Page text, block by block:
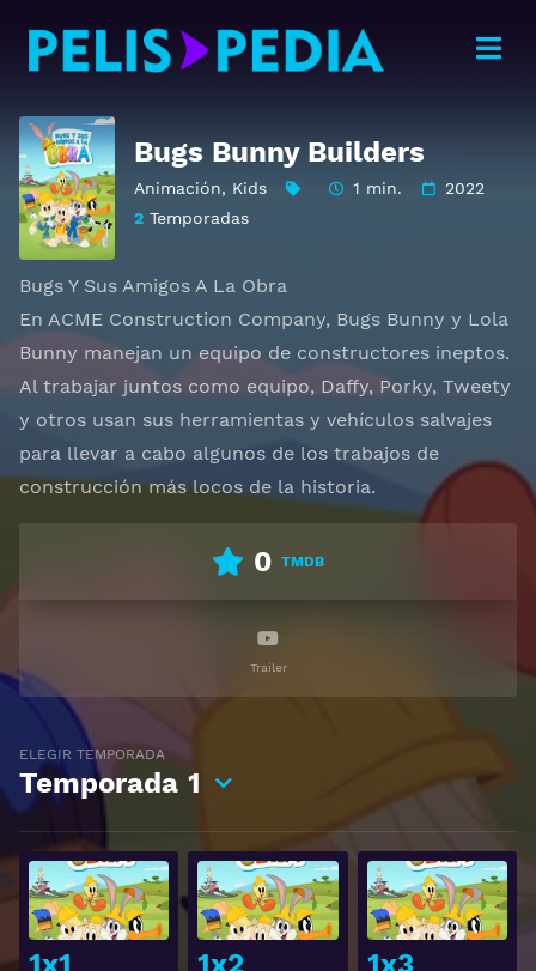
Bugs Bunny Builders
Animación, Kids 1 min.
2022
2 Temporadas
Bugs Y Sus Amigos A La Obra
En ACME Construction Company, Bugs Bunny y Lola
Bunny manejan un equipo de constructores ineptos.
Al trabajar juntos como equipo, Daffy, Porky, Tweety
y otros usan sus herramientas y vehículos salvajes
para llevar a cabo algunos de los trabajos de
construcción más locos de la historia.
0 TMDB
Trailer
ELEGIR TEMPORADA
Temporada 1
1x1
Ver
1x2
Ver
1x3